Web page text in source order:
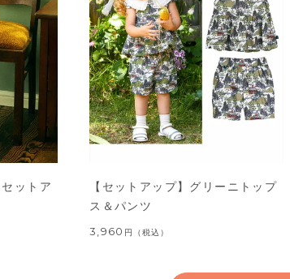
ットア
【セットアップ】グリーニトップ
ス＆パンツ
3,960 円 （税込）